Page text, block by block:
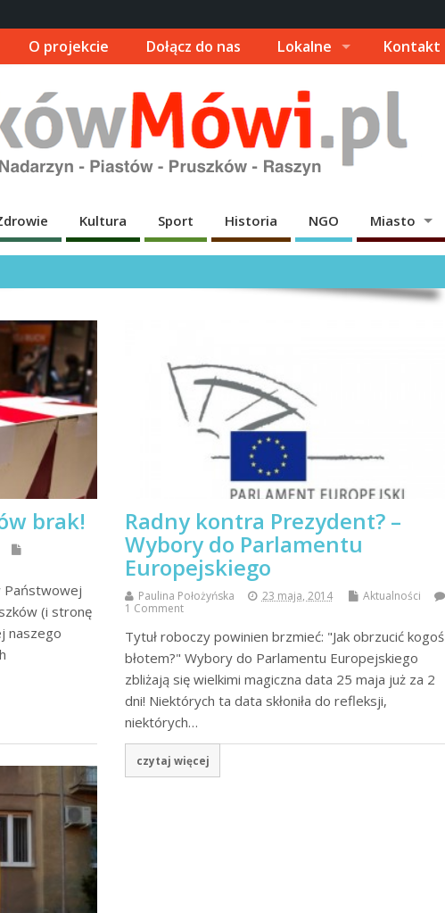
O projekcie Dołącz do nas Lokalne Kontakt
Kultura Sport Historia NGO Miasto
brak!
Państwowej
(i stronę
naszego
Radny kontra Prezydent? –
Wybory do Parlamentu
Europejskiego
Paulina Położyńska 23 maja, 2014
Aktualności
1 Comment
Tytuł roboczy powinien brzmieć: "Jak obrzucić kogoś
błotem?" Wybory do Parlamentu Europejskiego
zbliżają się wielkimi magiczna data 25 maja już za 2
dni! Niektórych ta data skłoniła do refleksji,
niektórych…
czytaj więcej